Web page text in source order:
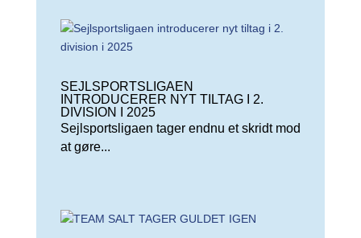
SEJLSPORTSLIGAEN
INTRODUCERER NYT TILTAG I 2.
DIVISION I 2025
Sejlsportsligaen tager endnu et skridt mod
at gøre...